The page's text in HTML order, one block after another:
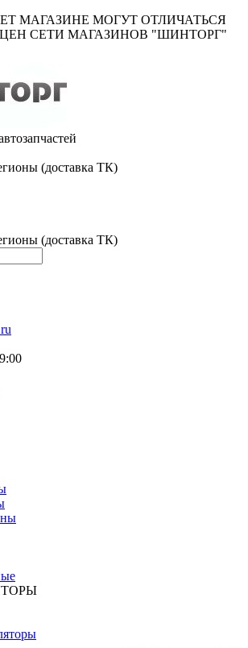
МАГАЗИНЕ МОГУТ ОТЛИЧАТЬСЯ
СЕТИ МАГАЗИНОВ "ШИНТОРГ"
(доставка ТК)
(доставка ТК)